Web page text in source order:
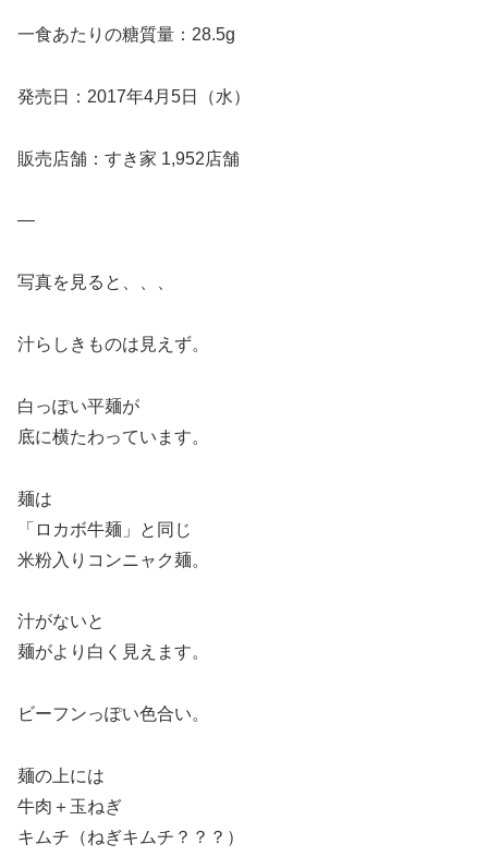
一食あたりの糖質量：28.5g
発売日：2017年4月5日（水）
販売店舗：すき家 1,952店舗
—
写真を見ると、、、
汁らしきものは見えず。
白っぽい平麺が
底に横たわっています。
麺は
「ロカボ牛麺」と同じ
米粉入りコンニャク麺。
汁がないと
麺がより白く見えます。
ビーフンっぽい色合い。
麺の上には
牛肉＋玉ねぎ
キムチ（ねぎキムチ？？？）